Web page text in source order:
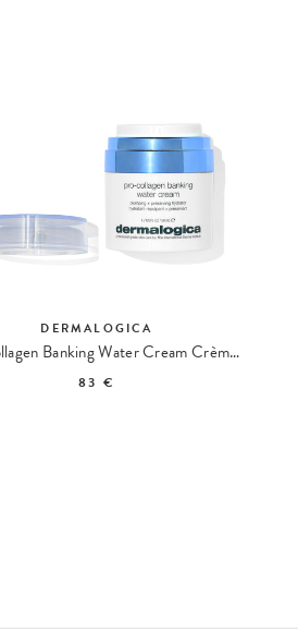
DERMALOGICA
Pro-Collagen Banking Water Cream Crème Hydratante
83 €